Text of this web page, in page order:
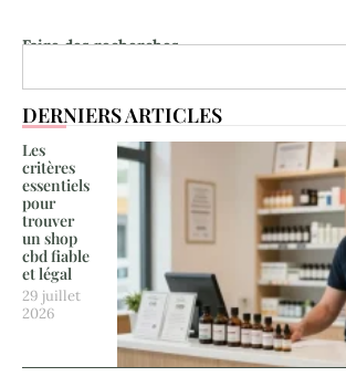
Faire des recherches
DERNIERS ARTICLES
Les
critères
essentiels
pour
trouver
un shop
cbd fiable
et légal
29 juillet
2026